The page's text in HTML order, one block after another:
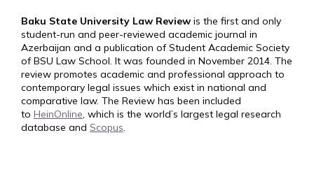
Baku State University Law Review is the first and only
student-run and peer-reviewed academic journal in
Azerbaijan and a publication of Student Academic Society
of BSU Law School. It was founded in November 2014. The
review promotes academic and professional approach to
contemporary legal issues which exist in national and
comparative law. The Review has been included
to HeinOnline, which is the world’s largest legal research
database and Scopus.